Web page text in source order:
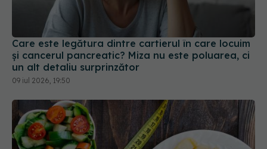
Care este legătura dintre cartierul în care locuim
și cancerul pancreatic? Miza nu este poluarea, ci
un alt detaliu surprinzător
09 iul 2026, 19:50